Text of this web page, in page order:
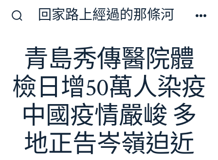
切
換
關
回家路上經過的那條河
青島秀傳醫院體
檢日增50萬人染疫
中國疫情嚴峻 多
地正告岑嶺迫近